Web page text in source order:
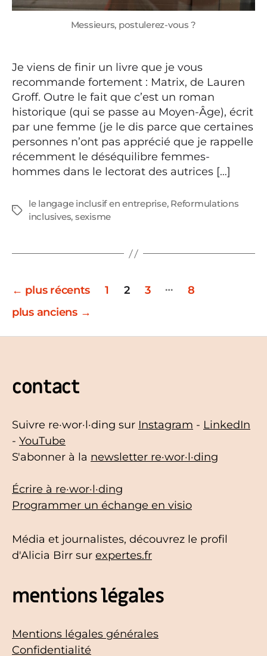
Messieurs, postulerez-vous ?
Je viens de finir un livre que je vous
recommande fortement : Matrix, de Lauren
Groff. Outre le fait que c’est un roman
historique (qui se passe au Moyen-Âge), écrit
par une femme (je le dis parce que certaines
personnes n’ont pas apprécié que je rappelle
récemment le déséquilibre femmes-
hommes dans le lectorat des autrices […]
Étiquettes
le langage inclusif en entreprise, Reformulations
inclusives, sexisme
Pagination
des
publications
← plus récents 1 2 3 …
8
plus anciens →
contact
Suivre re·wor·l·ding sur Instagram - LinkedIn
- YouTube
S'abonner à la newsletter re·wor·l·ding
Écrire à re·wor·l·ding
Programmer un échange en visio
Média et journalistes, découvrez le profil
d'Alicia Birr sur expertes.fr
mentions légales
Mentions légales générales
Confidentialité